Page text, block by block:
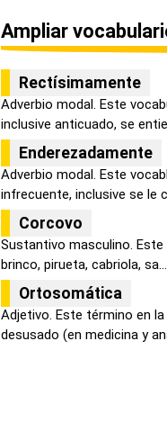
Ampliar
Rectísimamente
Adverbio modal. Este
inclusive anticuado, se
Enderezadamente
Adverbio modal. Este
infrecuente, inclusive se le
Corcovo
Sustantivo masculino.
brinco, pirueta, cabriola, sa...
Ortosomática
Adjetivo. Este término en
desusado (en medicina y